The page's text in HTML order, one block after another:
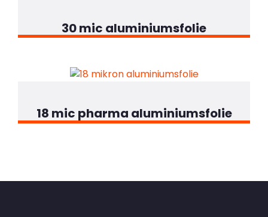
30 mic aluminiumsfolie
18 mic pharma aluminiumsfolie